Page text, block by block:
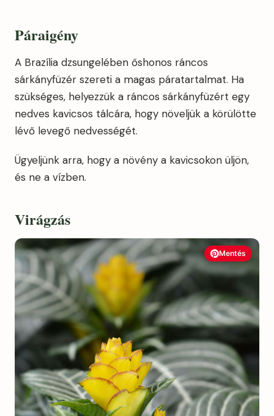
Páraigény
A Brazília dzsungelében őshonos ráncos
sárkányfüzér szereti a magas páratartalmat. Ha
szükséges, helyezzük a ráncos sárkányfüzért egy
nedves kavicsos tálcára, hogy növeljük a körülötte
lévő levegő nedvességét.
Ügyeljünk arra, hogy a növény a kavicsokon üljön,
és ne a vízben.
Virágzás
Mentés